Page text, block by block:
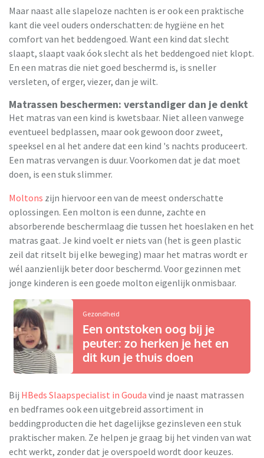
Maar naast alle slapeloze nachten is er ook een praktische
kant die veel ouders onderschatten: de hygiëne en het
comfort van het beddengoed. Want een kind dat slecht
slaapt, slaapt vaak óok slecht als het beddengoed niet klopt.
En een matras die niet goed beschermd is, is sneller
versleten, of erger, viezer, dan je wilt.
Matrassen beschermen: verstandiger dan je denkt
Het matras van een kind is kwetsbaar. Niet alleen vanwege
eventueel bedplassen, maar ook gewoon door zweet,
speeksel en al het andere dat een kind 's nachts produceert.
Een matras vervangen is duur. Voorkomen dat je dat moet
doen, is een stuk slimmer.
Moltons zijn hiervoor een van de meest onderschatte
oplossingen. Een molton is een dunne, zachte en
absorberende beschermlaag die tussen het hoeslaken en het
matras gaat. Je kind voelt er niets van (het is geen plastic
zeil dat ritselt bij elke beweging) maar het matras wordt er
wél aanzienlijk beter door beschermd. Voor gezinnen met
jonge kinderen is een goede molton eigenlijk onmisbaar.
Gezondheid
Een ontstoken oog bij je
peuter: zo herken je het en
dit kun je thuis doen
Bij HBeds Slaapspecialist in Gouda vind je naast matrassen
en bedframes ook een uitgebreid assortiment in
beddingproducten die het dagelijkse gezinsleven een stuk
praktischer maken. Ze helpen je graag bij het vinden van wat
echt werkt, zonder dat je overspoeld wordt door keuzes.